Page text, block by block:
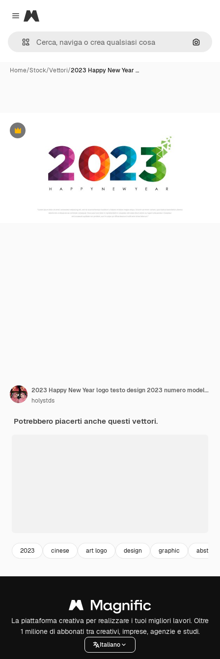
Close menu
Magnific
Cerca
Home/Stock/Vettori/2023 Happy New Year …
Premium
2023 Happy New Year logo testo design 2023 numero modello di progettazione illustrazione vettoriale
holystds
Potrebbero piacerti anche questi vettori.
2023 cinese art logo design graphic abstract
La piattaforma creativa per realizzare i tuoi migliori lavori. Oltre
1 milione di abbonati tra creativi, imprese, agenzie e studi.
Italiano